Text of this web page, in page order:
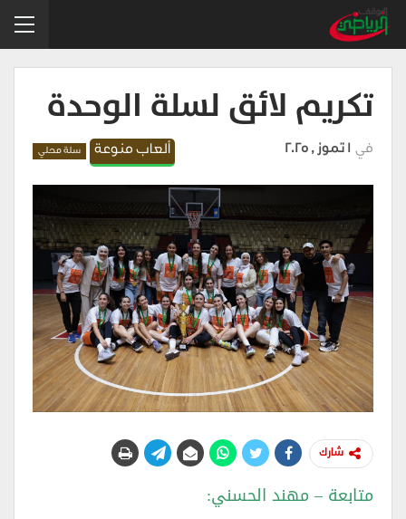
تكريم لائق لسلة الوحدة
ألعاب منوعة سلة محلي في 1 تموز , 2025
شارك
متابعة – مهند الحسني: